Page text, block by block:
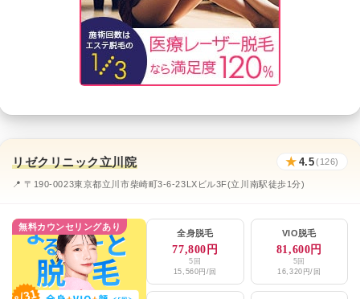
リゼクリニック立川院 ★ 4.5(126)
📍 〒190-0023東京都立川市柴崎町3-6-23LXビル3F(立川南駅徒歩1分)
無料カウンセリングあり
全身脱毛
77,800円
5回
15,560円/回
VIO脱毛
81,600円
5回
16,320円/回